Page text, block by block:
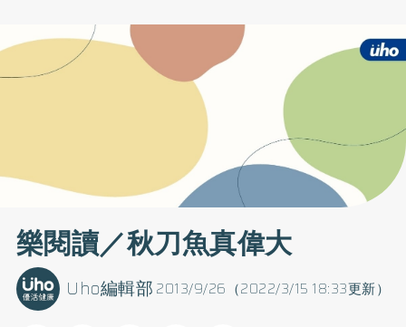
樂閱讀／秋刀魚真偉大
2013/9/26（2022/3/15 18:33更新）
Uho編輯部